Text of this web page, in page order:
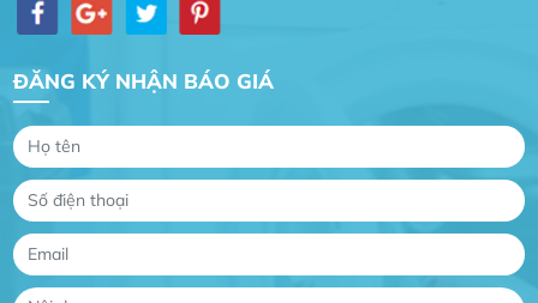
ĐĂNG KÝ NHẬN BÁO GIÁ
Gia Đình chúng tôi rất hài lòng dịch vụ tại
Dự án nhà phố đẹp lên nhờ đội thợ điện từ dịch